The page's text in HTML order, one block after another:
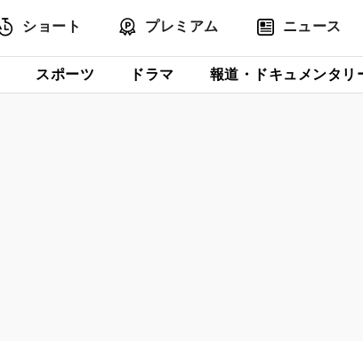
ショート プレミアム ニュース
スポーツ ドラマ 報道・ドキュメンタリ